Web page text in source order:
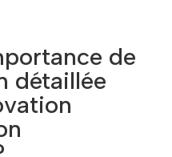
de
détaillée